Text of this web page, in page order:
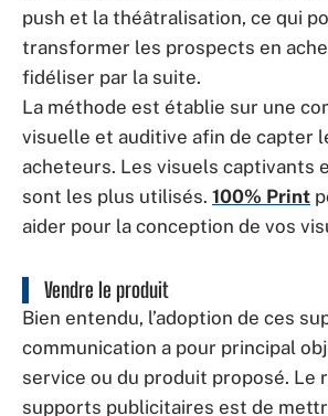
push et la théâtralisation, ce qui
transformer les prospects en
fidéliser par la suite.
La méthode est établie sur une
visuelle et auditive afin de capter
acheteurs. Les visuels captivants
sont les plus utilisés. 100% Print
aider pour la conception de vos
Vendre le produit
Bien entendu, l’adoption de ces
communication a pour principal
service ou du produit proposé. Le
supports publicitaires est de